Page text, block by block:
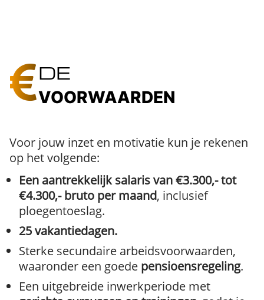
DE
VOORWAARDEN
Voor jouw inzet en motivatie kun je rekenen
op het volgende:
Een aantrekkelijk salaris van €3.300,- tot
€4.300,- bruto per maand, inclusief
ploegentoeslag.
25 vakantiedagen.
Sterke secundaire arbeidsvoorwaarden,
waaronder een goede pensioensregeling.
Een uitgebreide inwerkperiode met